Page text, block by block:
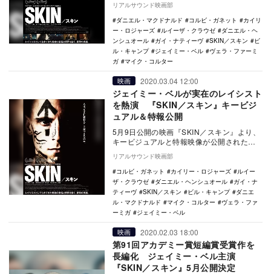
の…
リアルサウンド映画部
ダニエル・マクドナルド
コルビ・ガネット
カイリ
ー・ロジャーズ
ルイーザ・クラウゼ
ダニエル・ヘ
ンシュオール
ガイ・ナティーヴ SKIN／スキン
ビ
ル・キャンプ
ジェイミー・ベル
ヴェラ・ファーミ
ガ
マイク・コルター
映画 2020.03.04 12:00
ジェイミー・ベルが実在のレイシスト
を熱演 『SKIN／スキン』キービジ
ュアル＆特報公開
5月9日公開の映画『SKIN／スキン』より、
キービジュアルと特報映像が公開された。
本作は、第91回アカデミー賞に輝いた…
リアルサウンド映画部
コルビ・ガネット
カイリー・ロジャーズ
ルイー
ザ・クラウゼ
ダニエル・ヘンシュオール
ガイ・ナ
ティーヴ
SKIN／スキン ビル・キャンプ
ダニエ
ル・マクドナルド
マイク・コルター
ヴェラ・ファ
ーミガ
ジェイミー・ベル
映画 2020.02.03 18:00
第91回アカデミー賞短編賞受賞作を
長編化 ジェイミー・ベル主演
『SKIN／スキン』5月公開決定